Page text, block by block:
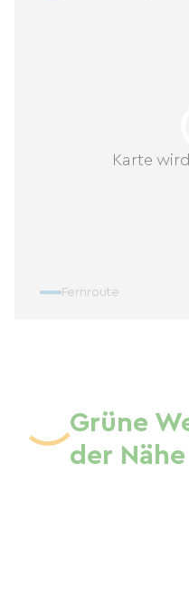
Karte
Fernroute
Grüne
der Nähe